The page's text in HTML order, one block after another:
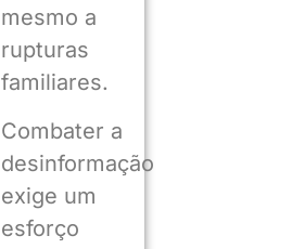
mesmo a
rupturas
familiares.
Combater a
desinformação
exige um
esforço